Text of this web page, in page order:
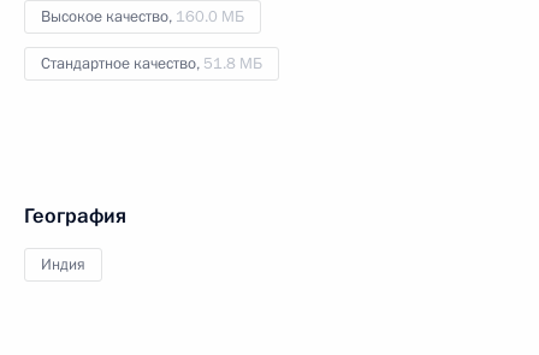
Высокое качество, 160.0 МБ
Стандартное качество, 51.8 МБ
География
Индия